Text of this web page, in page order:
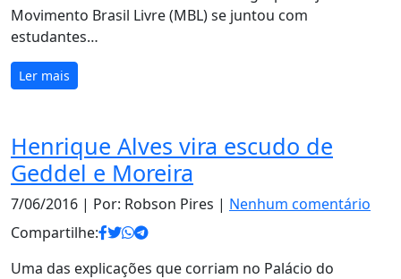
Movimento Brasil Livre (MBL) se juntou com
estudantes…
Ler mais
Henrique Alves vira escudo de
Geddel e Moreira
7/06/2016 | Por: Robson Pires | Nenhum comentário
Compartilhe:
Uma das explicações que corriam no Palácio do